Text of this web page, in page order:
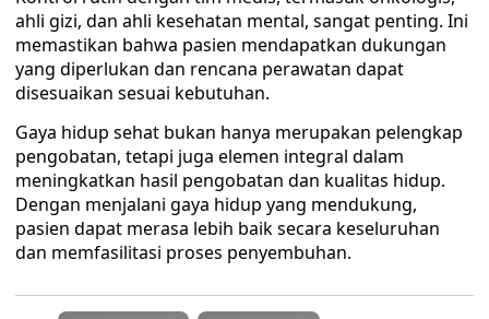
ahli gizi, dan ahli kesehatan mental, sangat penting. Ini
memastikan bahwa pasien mendapatkan dukungan
yang diperlukan dan rencana perawatan dapat
disesuaikan sesuai kebutuhan.
Gaya hidup sehat bukan hanya merupakan pelengkap
pengobatan, tetapi juga elemen integral dalam
meningkatkan hasil pengobatan dan kualitas hidup.
Dengan menjalani gaya hidup yang mendukung,
pasien dapat merasa lebih baik secara keseluruhan
dan memfasilitasi proses penyembuhan.